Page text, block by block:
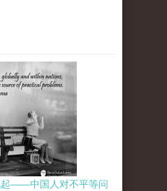
起——中国人对不平等问